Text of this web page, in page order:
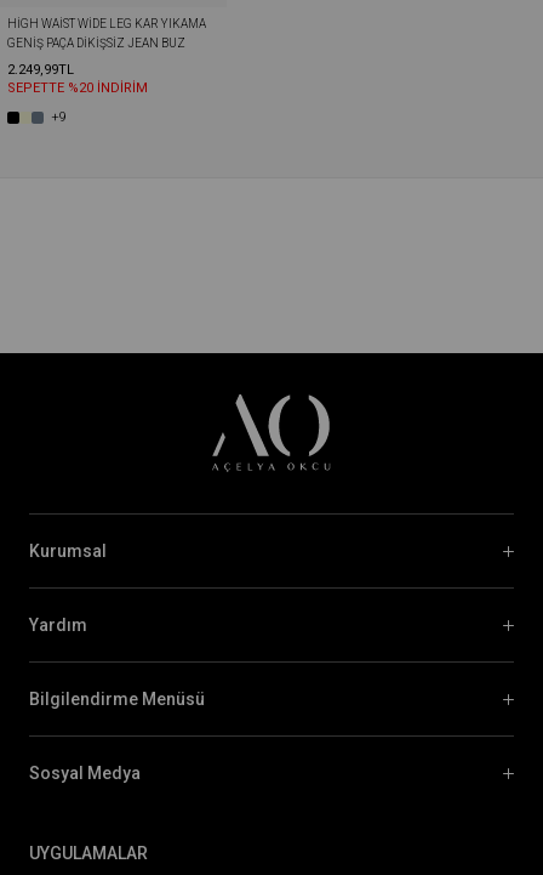
HIGH WAIST WIDE LEG KAR YIKAMA
GENIŞ PAÇA DIKIŞSIZ JEAN BUZ
MAVISI
2.249,99TL
SEPETTE %20 İNDİRİM
+9
Kurumsal
Yardım
Bilgilendirme Menüsü
Sosyal Medya
UYGULAMALAR